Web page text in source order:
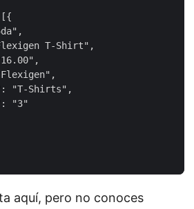
aquí, pero no conoces